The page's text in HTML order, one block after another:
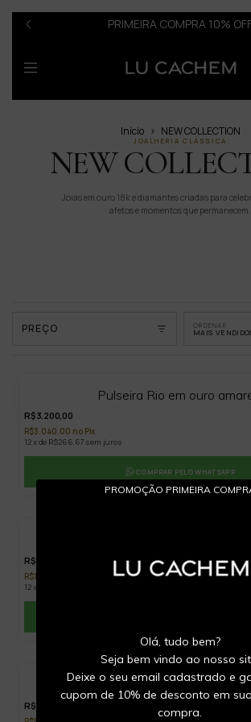
PROMOÇÃO PRIMEIRA
Olá, tudo bem?
Seja bem vindo ao nosso
Deixe o seu email cadastrado e
cupom de 10% de desconto em
compra.
PRIMEIRA COMPRA 10%
Início > NEW COLLECTION
JOALHERIA CLÁSSICA
NEW
Joias em ouro 18k e diamantes criadas para
afetos e momentos que permanecem.
PREÇO ORDENAR
MAIS
Pulseira Rio em ouro
R$3.200,00
R$3.040,00 no Pix
12 x de R$266,67 sem juros
COMPRAR PELO WHATSAPP
R$11.900,00
R$11.305,00 no Pix
12 x de R$991,67 sem juros
Pingente Boston
R$5.760,00